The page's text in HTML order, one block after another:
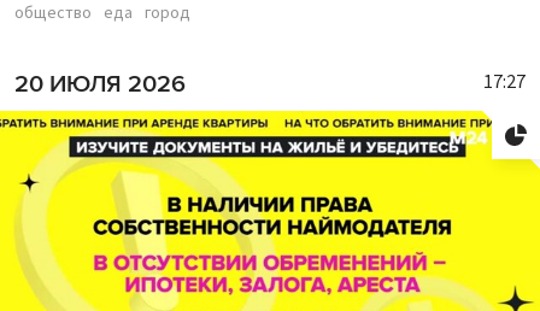
общество еда город
20 ИЮЛЯ 2026 17:27